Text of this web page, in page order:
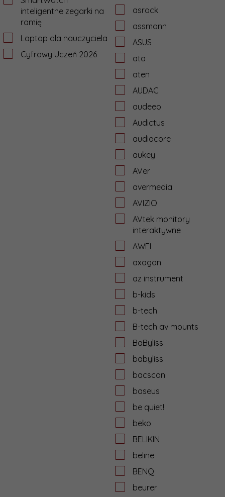
inteligentne zegarki na
ramię
Laptop dla nauczyciela
Cyfrowy Uczeń 2026
asrock
assmann
ASUS
ata
aten
AUDAC
audeeo
Audictus
audiocore
aukey
AVer
avermedia
AVIZIO
AVtek monitory
interaktywne
AWEI
axagon
az instrument
b-kids
b-tech
B-tech av mounts
BaByliss
babyliss
bacscan
baseus
be quiet!
beko
BELIKIN
beline
BENQ
beurer